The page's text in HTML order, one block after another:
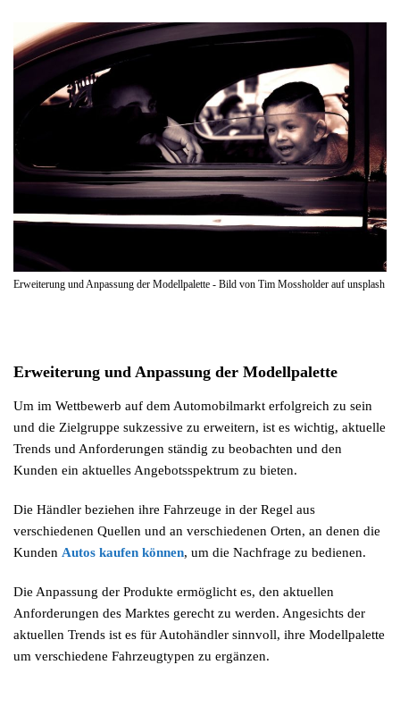
Erweiterung und Anpassung der Modellpalette - Bild von Tim Mossholder auf unsplash
Erweiterung und Anpassung der Modellpalette
Um im Wettbewerb auf dem Automobilmarkt erfolgreich zu sein
und die Zielgruppe sukzessive zu erweitern, ist es wichtig, aktuelle
Trends und Anforderungen ständig zu beobachten und den
Kunden ein aktuelles Angebotsspektrum zu bieten.
Die Händler beziehen ihre Fahrzeuge in der Regel aus
verschiedenen Quellen und an verschiedenen Orten, an denen die
Kunden Autos kaufen können, um die Nachfrage zu bedienen.
Die Anpassung der Produkte ermöglicht es, den aktuellen
Anforderungen des Marktes gerecht zu werden. Angesichts der
aktuellen Trends ist es für Autohändler sinnvoll, ihre Modellpalette
um verschiedene Fahrzeugtypen zu ergänzen.